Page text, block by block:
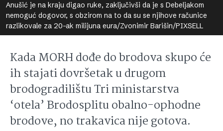
Anušić je na kraju digao ruke, zaključivši da je s Debeljakom
nemoguć dogovor, s obzirom na to da su se njihove računice
razlikovale za 20-ak milijuna eura/Zvonimir Barišin/PIXSELL
Kada MORH dođe do brodova skupo će
ih stajati dovršetak u drugom
brodogradilištu Tri ministarstva
‘otela’ Brodosplitu obalno-ophodne
brodove, no trakavica nije gotova.